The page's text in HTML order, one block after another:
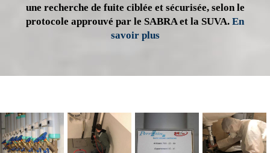
une recherche de fuite ciblée et sécurisée, selon le
protocole approuvé par le SABRA et la SUVA. En
savoir plus